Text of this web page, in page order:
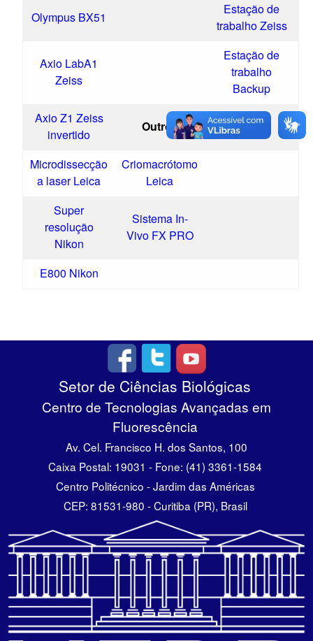
Olympus BX51
Estação de
trabalho Zeiss
Axio LabA1
Zeiss
Estação de
trabalho
Backup
Axio Z1 Zeiss
invertido
Outros
Microdissecção
a laser Leica
Criomacrótomo
Leica
Super
resolução
Nikon
Sistema In-
Vivo FX PRO
E800 Nikon
Setor de Ciências Biológicas
Centro de Tecnologias Avançadas em
Fluorescência
Av. Cel. Francisco H. dos Santos, 100
Caixa Postal: 19031 - Fone: (41) 3361-1584
Centro Politécnico - Jardim das Américas
CEP: 81531-980 - Curitiba (PR), Brasil